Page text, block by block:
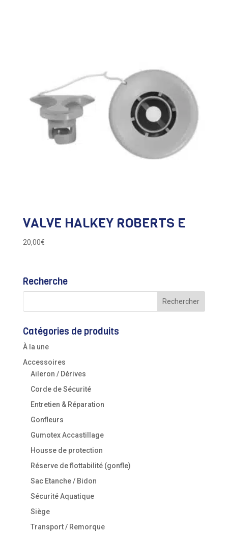
VALVE HALKEY ROBERTS E
20,00€
Recherche
Catégories de produits
À la une
Accessoires
Aileron / Dérives
Corde de Sécurité
Entretien & Réparation
Gonfleurs
Gumotex Accastillage
Housse de protection
Réserve de flottabilité (gonfle)
Sac Etanche / Bidon
Sécurité Aquatique
Siège
Transport / Remorque